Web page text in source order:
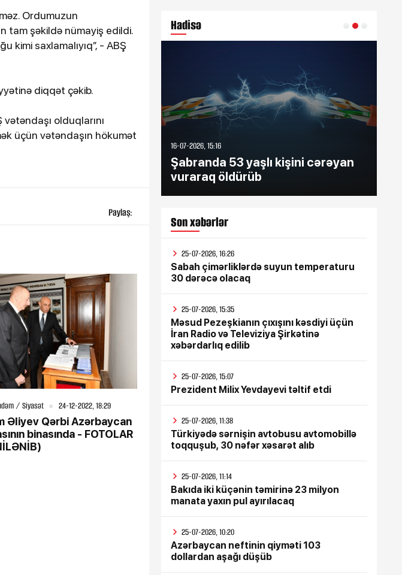
Ordumuzun
tam şəkildə nümayiş edildi.
kimi saxlamalıyıq”, - ABŞ
diqqət çəkib.
olduqlarını
üçün vətəndaşın hökumət
Paylaş:
/ Siyasət 24-12-2022, 18:29
Əliyev Qərbi Azərbaycan
binasında - FOTOLAR
Hadisə
16-07-2026, 15:16
Şabranda 53 yaşlı kişini cərəyan
vuraraq öldürüb
Son xəbərlər
25-07-2026, 16:26
Sabah çimərliklərdə suyun temperaturu
30 dərəcə olacaq
25-07-2026, 15:35
Məsud Pezeşkianın çıxışını kəsdiyi üçün
İran Radio və Televiziya Şirkətinə
xəbərdarlıq edilib
25-07-2026, 15:07
Prezident Milix Yevdayevi təltif etdi
25-07-2026, 11:38
Türkiyədə sərnişin avtobusu avtomobillə
toqquşub, 30 nəfər xəsarət alıb
25-07-2026, 11:14
Bakıda iki küçənin təmirinə 23 milyon
manata yaxın pul ayırılacaq
25-07-2026, 10:20
Azərbaycan neftinin qiyməti 103
dollardan aşağı düşüb